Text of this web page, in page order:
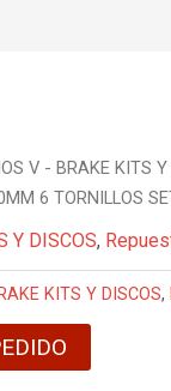
V - BRAKE KITS Y
6 TORNILLOS
Y DISCOS,
KITS Y DISCOS,